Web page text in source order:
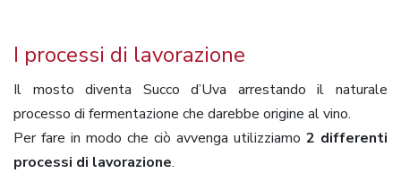
I processi di lavorazione
Il mosto diventa Succo d’Uva arrestando il naturale
processo di fermentazione che darebbe origine al vino.
Per fare in modo che ciò avvenga utilizziamo 2 differenti
processi di lavorazione.